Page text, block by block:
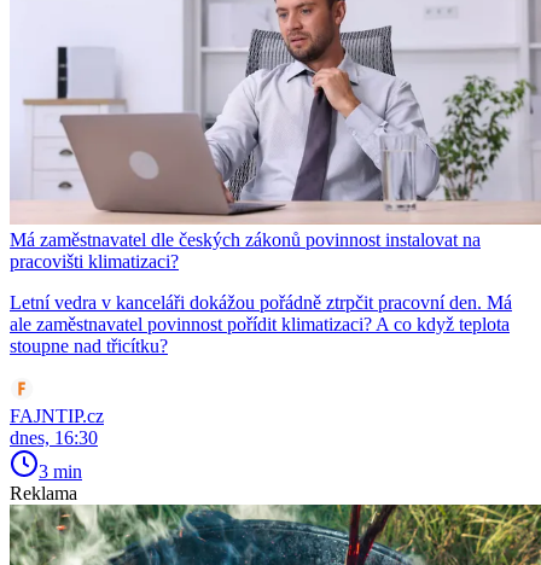
Má zaměstnavatel dle českých zákonů povinnost instalovat na
pracovišti klimatizaci?
Letní vedra v kanceláři dokážou pořádně ztrpčit pracovní den. Má
ale zaměstnavatel povinnost pořídit klimatizaci? A co když teplota
stoupne nad třicítku?
FAJNTIP.cz
dnes, 16:30
3 min
Reklama